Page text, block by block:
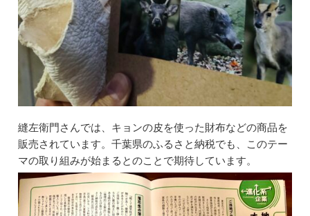
縫左衛門さんでは、キョンの皮を使った財布などの商品を
販売されています。千葉県のふるさと納税でも、このテー
マの取り組みが始まるとのことで期待しています。